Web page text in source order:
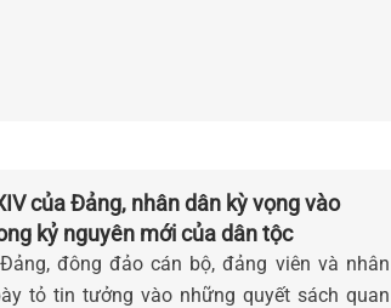
của Đảng, nhân dân kỳ vọng vào
kỷ nguyên mới của dân tộc
đông đảo cán bộ, đảng viên và nhân
tỏ tin tưởng vào những quyết sách quan